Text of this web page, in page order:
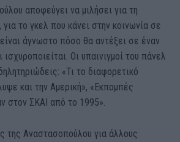
αποφεύγει να μιλήσει για τη
για το γκελ που κάνει στην κοινωνία σε
άγνωστο πόσο θα αντέξει σε έναν
Οι υπαινιγμοί του πάνελ
«Τι το διαφορετικό
και την Αμερική», «Εκπομπές
στον ΣΚΑΙ από το 1995».
της Αναστασοπούλου για άλλους